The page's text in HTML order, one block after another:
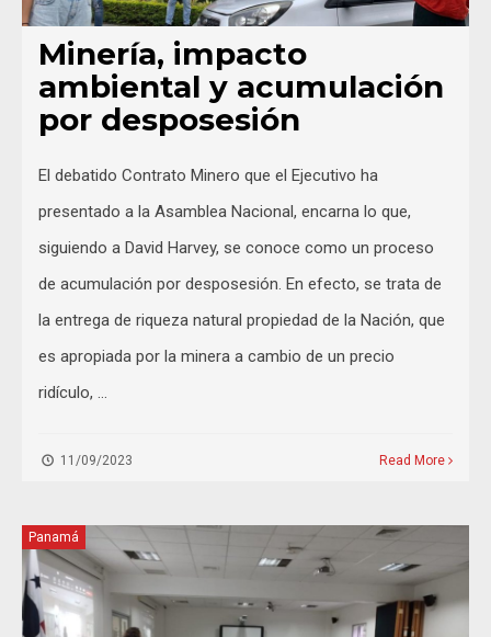
Minería, impacto
ambiental y acumulación
por desposesión
El debatido Contrato Minero que el Ejecutivo ha
presentado a la Asamblea Nacional, encarna lo que,
siguiendo a David Harvey, se conoce como un proceso
de acumulación por desposesión. En efecto, se trata de
la entrega de riqueza natural propiedad de la Nación, que
es apropiada por la minera a cambio de un precio
ridículo, …
11/09/2023 Read More
Panamá